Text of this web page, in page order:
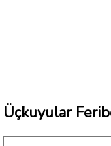
Üçkuyular